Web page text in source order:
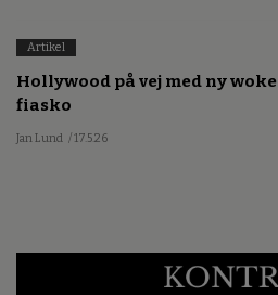
Artikel
Hollywood på vej med ny woke
fiasko
Jan Lund / 17.5.26